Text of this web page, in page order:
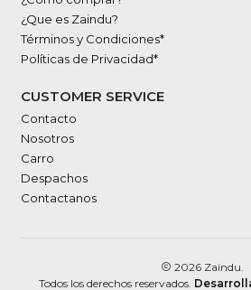
¿Que es Zaindu?
Términos y Condiciones*
Políticas de Privacidad*
CUSTOMER SERVICE
Contacto
Nosotros
Carro
Despachos
Contactanos
2026 Zaindu.
Todos los derechos reservados.